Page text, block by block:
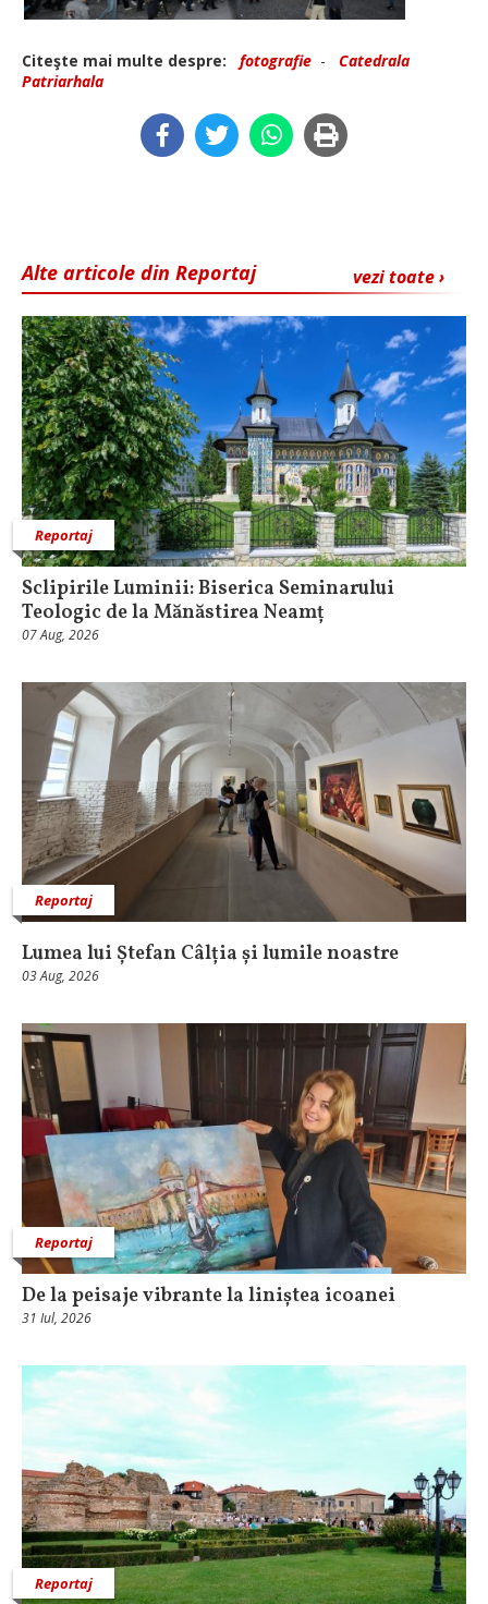
Citeşte mai multe despre: fotografie - Catedrala
Patriarhala
vezi toate ›
Alte articole din Reportaj
Reportaj
Sclipirile Luminii: Biserica Seminarului
Teologic de la Mănăstirea Neamț
07 Aug, 2026
Reportaj
Lumea lui Ștefan Câlția și lumile noastre
03 Aug, 2026
Reportaj
De la peisaje vibrante la liniștea icoanei
31 Iul, 2026
Reportaj